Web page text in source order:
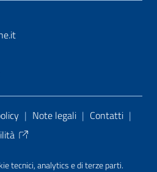
tecnici, analytics e di terze parti.
| Note legali | Contatti |